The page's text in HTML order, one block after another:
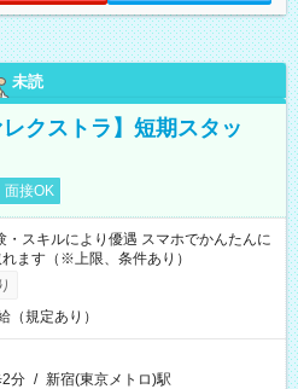
未読
クストラ】短期スタッ
面接OK
スキルにより優遇 スマホでかんたんに
ます（※上限、条件あり）
（規定あり）
2分 / 新宿(東京メトロ)駅